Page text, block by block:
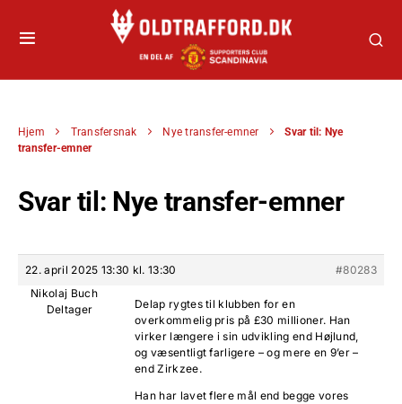
Hjem Transfersnak Nye transfer-emner
Svar til: Nye
transfer-emner
Svar til: Nye transfer-emner
22. april 2025 13:30 kl. 13:30
#80283
Nikolaj Buch
Deltager
Delap rygtes til klubben for en
overkommelig pris på £30 millioner. Han
virker længere i sin udvikling end Højlund,
og væsentligt farligere – og mere en 9’er –
end Zirkzee.
Han har lavet flere mål end begge vores